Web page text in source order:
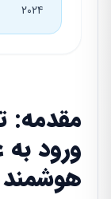
۲۰۲۴
مقدمه:
ورود
هوشمند ۱۴۰۵